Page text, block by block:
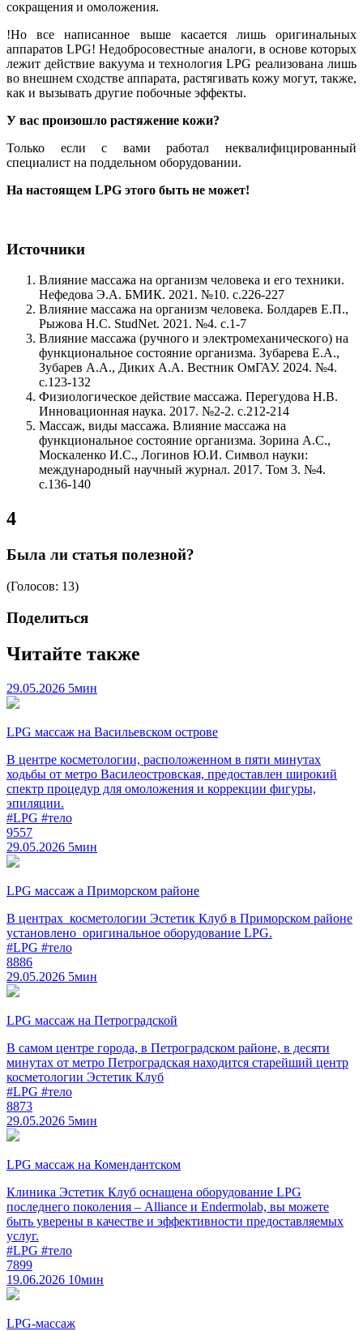
сокращения и омоложения.
!Но все написанное выше касается лишь оригинальных
аппаратов LPG! Недобросовестные аналоги, в основе которых
лежит действие вакуума и технология LPG реализована лишь
во внешнем сходстве аппарата, растягивать кожу могут, также,
как и вызывать другие побочные эффекты.
У вас произошло растяжение кожи?
Только если с вами работал неквалифицированный
специалист на поддельном оборудовании.
На настоящем LPG этого быть не может!
Источники
Влияние массажа на организм человека и его техники.
Нефедова Э.А. БМИК. 2021. №10. с.226-227
Влияние массажа на организм человека. Болдарев Е.П.,
Рыжова Н.С. StudNet. 2021. №4. с.1-7
Влияние массажа (ручного и электромеханического) на
функциональное состояние организма. Зубарева Е.А.,
Зубарев А.А., Диких А.А. Вестник ОмГАУ. 2024. №4.
с.123-132
Физиологическое действие массажа. Перегудова Н.В.
Инновационная наука. 2017. №2-2. с.212-214
Массаж, виды массажа. Влияние массажа на
функциональное состояние организма. Зорина А.С.,
Москаленко И.С., Логинов Ю.И. Символ науки:
международный научный журнал. 2017. Том 3. №4.
с.136-140
4
Была ли статья полезной?
(Голосов: 13)
Поделиться
Читайте также
29.05.2026 5мин
LPG массаж на Васильевском острове
В центре косметологии, расположенном в пяти минутах
ходьбы от метро Василеостровская, предоставлен широкий
спектр процедур для омоложения и коррекции фигуры,
эпиляции.
#LPG #тело
9557
29.05.2026 5мин
LPG массаж а Приморском районе
В центрах косметологии Эстетик Клуб в Приморском районе
установлено оригинальное оборудование LPG.
#LPG #тело
8886
29.05.2026 5мин
LPG массаж на Петроградской
В самом центре города, в Петроградском районе, в десяти
минутах от метро Петроградская находится старейший центр
косметологии Эстетик Клуб
#LPG #тело
8873
29.05.2026 5мин
LPG массаж на Комендантском
Клиника Эстетик Клуб оснащена оборудование LPG
последнего поколения – Alliance и Endermolab, вы можете
быть уверены в качестве и эффективности предоставляемых
услуг.
#LPG #тело
7899
19.06.2026 10мин
LPG-массаж